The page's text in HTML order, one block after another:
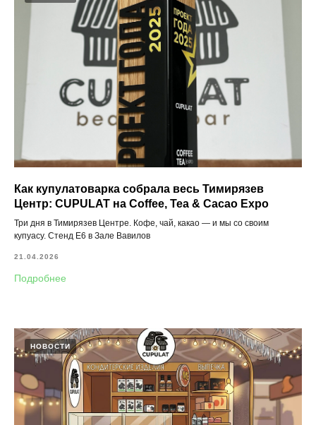
Как купулатоварка собрала весь Тимирязев
Центр: CUPULAT на Coffee, Tea & Cacao Expo
Три дня в Тимирязев Центре. Кофе, чай, какао — и мы со своим
купуасу. Стенд E6 в Зале Вавилов
21.04.2026
Подробнее
НОВОСТИ